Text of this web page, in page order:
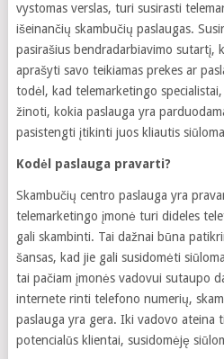
vystomas verslas, turi susirasti
išeinančių skambučių paslaugas.
pasirašius bendradarbiavimo sutartį,
aprašyti savo teikiamas prekes ar
todėl, kad telemarketingo
žinoti, kokia paslauga yra
pasistengti įtikinti juos kliautis
Kodėl paslauga pravarti?
Skambučių centro paslauga yra
telemarketingo įmonė turi dideles
gali skambinti. Tai dažnai būna
šansas, kad jie gali susidomėti
tai pačiam įmonės vadovui sutaupo
internete rinti telefono numerių,
paslauga yra gera. Iki vadovo ateina
potencialūs klientai, susidomėję